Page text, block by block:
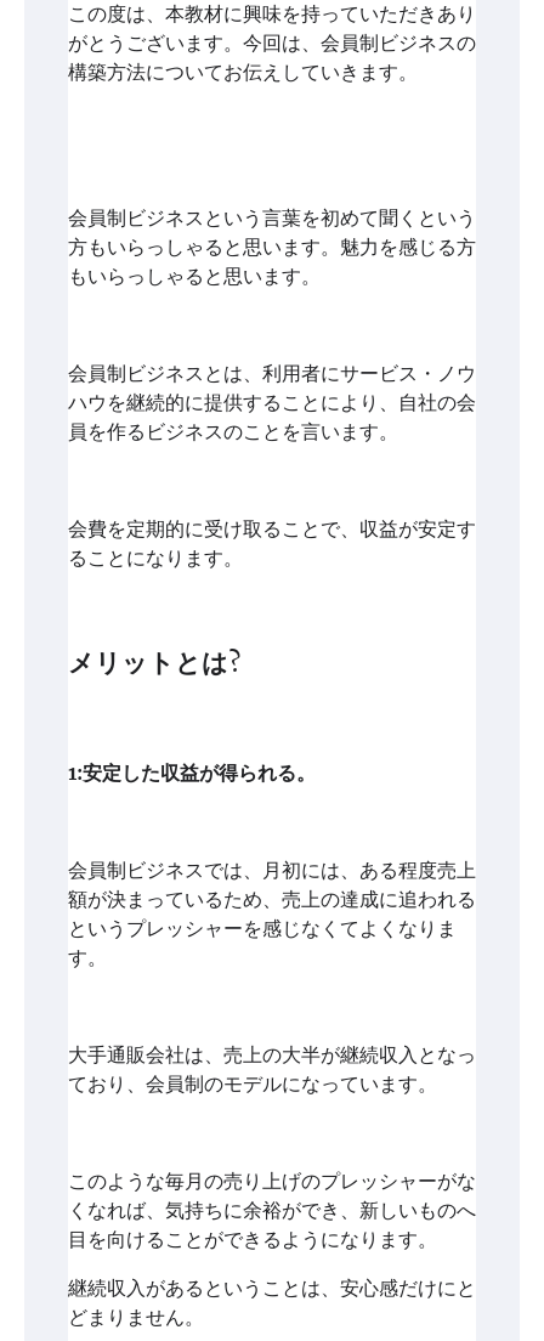
この度は、本教材に興味を持っていただきあり
がとうございます。今回は、会員制ビジネスの
構築方法についてお伝えしていきます。
会員制ビジネスという言葉を初めて聞くという
方もいらっしゃると思います。魅力を感じる方
もいらっしゃると思います。
会員制ビジネスとは、利用者にサービス・ノウ
ハウを継続的に提供することにより、自社の会
員を作るビジネスのことを言います。
会費を定期的に受け取ることで、収益が安定す
ることになります。
メリットとは?
1:安定した収益が得られる。
会員制ビジネスでは、月初には、ある程度売上
額が決まっているため、売上の達成に追われる
というプレッシャーを感じなくてよくなりま
す。
大手通販会社は、売上の大半が継続収入となっ
ており、会員制のモデルになっています。
このような毎月の売り上げのプレッシャーがな
くなれば、気持ちに余裕ができ、新しいものへ
目を向けることができるようになります。
継続収入があるということは、安心感だけにと
どまりません。